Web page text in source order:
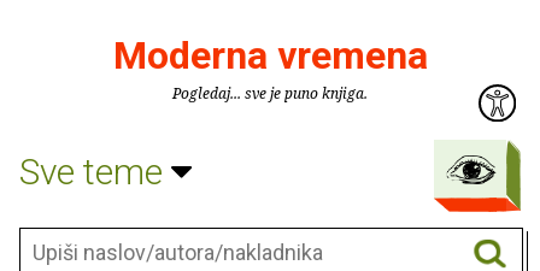
Moderna vremena
Pogledaj... sve je puno knjiga.
Sve teme